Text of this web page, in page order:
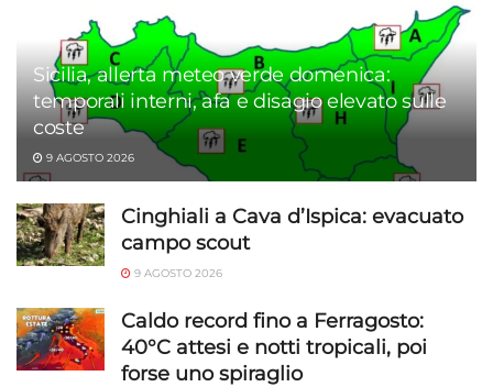
Sicilia, allerta meteo verde domenica:
temporali interni, afa e disagio elevato sulle
coste
9 AGOSTO 2026
Cinghiali a Cava d’Ispica: evacuato
campo scout
9 AGOSTO 2026
Caldo record fino a Ferragosto:
40°C attesi e notti tropicali, poi
forse uno spiraglio